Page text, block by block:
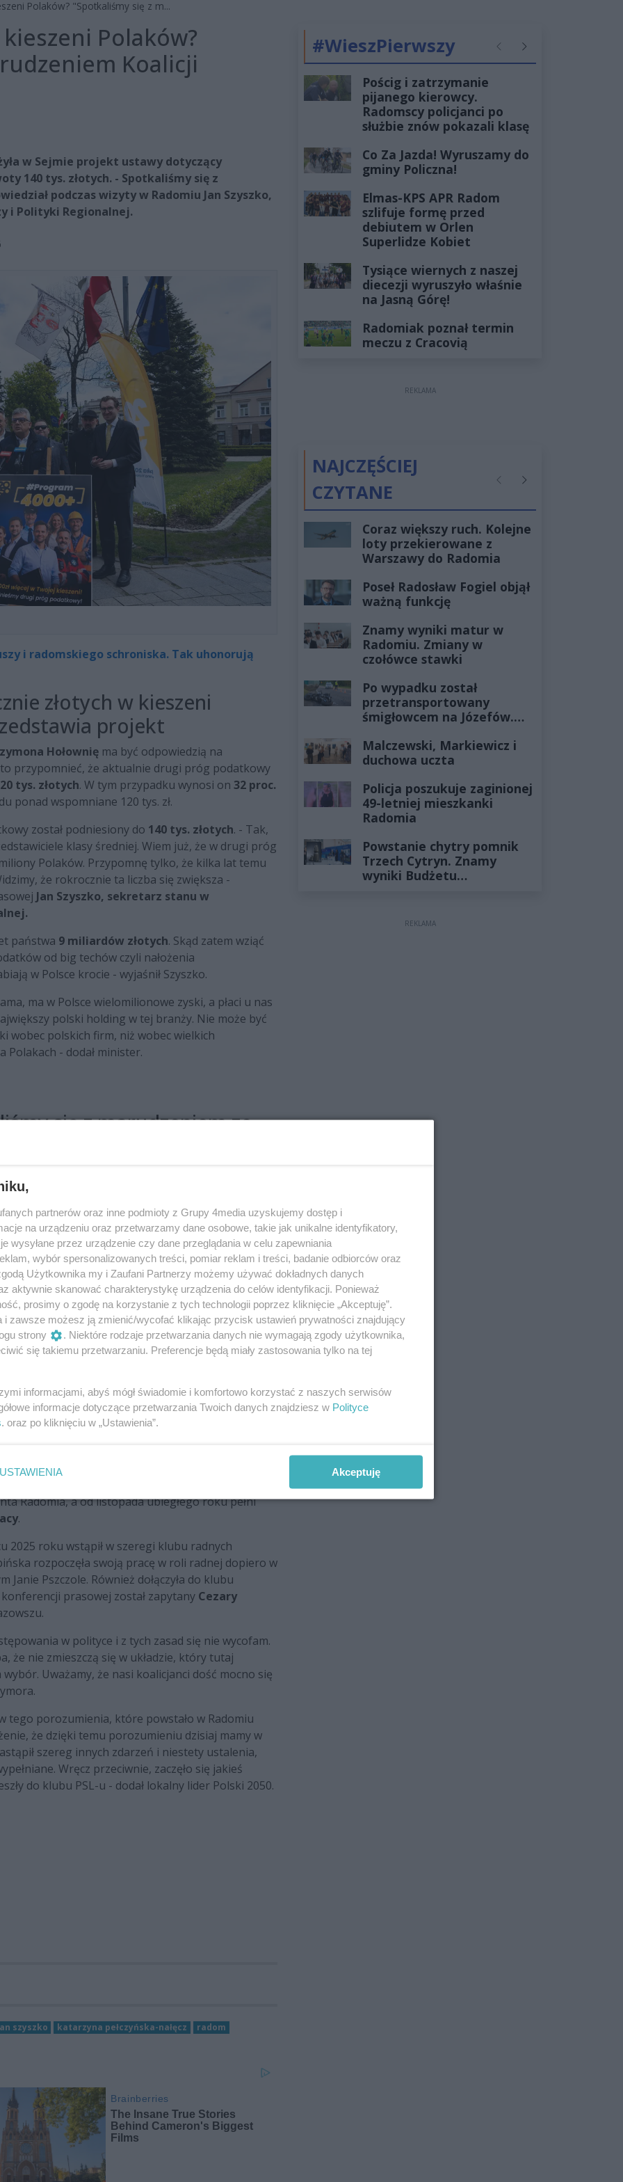
Polaków? "Spotkaliśmy się z m...
Polaków?
Koalicji
w Sejmie projekt ustawy dotyczący
140 tys. złotych. - Spotkaliśmy się z
podczas wizyty w Radomiu Jan Szyszko,
i Polityki Regionalnej.
i radomskiego schroniska. Tak uhonorują
złotych w kieszeni
projekt
Hołownię ma być odpowiedzią na
przypomnieć, że aktualnie drugi próg podatkowy
tys. złotych. W tym przypadku wynosi on 32 proc.
ponad wspomniane 120 tys. zł.
został podniesiony do 140 tys. złotych. - Tak,
klasy średniej. Wiem już, że w drugi próg
Polaków. Przypomnę tylko, że kilka lat temu
że rokrocznie ta liczba się zwiększa -
Jan Szyszko, sekretarz stanu w
państwa 9 miliardów złotych. Skąd zatem wziąć
od big techów czyli nałożenia
w Polsce krocie - wyjaśnił Szyszko.
ma w Polsce wielomilionowe zyski, a płaci u nas
polski holding w tej branży. Nie może być
wobec polskich firm, niż wobec wielkich
- dodał minister.
się z marudzeniem ze
została wprowadzona w życie, musi spotkać się z
być problem. - Do tego, aby organizować
pan premier. Pan premier takich konsultacji nie
że pani minister Pełczyńska-Nałęcz
- skomentował Szyszko.
publicznie i także drogą urzędową.
ze strony Polskiego Stronnictwa Ludowego oraz
ze strony Koalicji Obywatelskiej. Mnie to
tylko to, żeby ten dobry projekt wszedł w
stoi Pełczyńska-Nałęcz.
RCS-u jest coraz bardziej ograniczana dla
2050. "
Polski 2050 na listach
. Pierwszy z nich nie uzyskał mandatu radnego
w szeregi
Radomia, a od listopada ubiegłego roku pełni
.
2025 roku wstąpił w szeregi klubu radnych
rozpoczęła swoją pracę w roli radnej dopiero w
Pszczole. Również dołączyła do klubu
prasowej został zapytany Cezary
w polityce i z tych zasad się nie wycofam.
że nie zmieszczą się w układzie, który tutaj
Uważamy, że nasi koalicjanci dość mocno się
tego porozumienia, które powstało w Radomiu
że dzięki temu porozumieniu dzisiaj mamy w
szereg innych zdarzeń i niestety ustalenia,
Wręcz przeciwnie, zaczęło się jakieś
do klubu PSL-u - dodał lokalny lider Polski 2050.
szyszko katarzyna pełczyńska-nałęcz
radom
#WieszPierwszy PoprzednieNastępne
Pościg i zatrzymanie
pijanego kierowcy.
Radomscy policjanci po
służbie znów pokazali klasę
Co Za Jazda! Wyruszamy do
gminy Policzna!
Elmas-KPS APR Radom
szlifuje formę przed
debiutem w Orlen
Superlidze Kobiet
Tysiące wiernych z naszej
diecezji wyruszyło właśnie
na Jasną Górę!
Radomiak poznał termin
meczu z Cracovią
REKLAMA
NAJCZĘŚCIEJ
CZYTANE
PoprzednieNastępne
Coraz większy ruch. Kolejne
loty przekierowane z
Warszawy do Radomia
Poseł Radosław Fogiel objął
ważną funkcję
Znamy wyniki matur w
Radomiu. Zmiany w
czołówce stawki
Po wypadku został
przetransportowany
śmigłowcem na Józefów.
żyłach
Malczewski, Markiewicz i
duchowa uczta
Policja poszukuje zaginionej
49-letniej mieszkanki
Radomia
Powstanie chytry pomnik
Trzech Cytryn. Znamy
wyniki Budżetu
REKLAMA
partnerów oraz inne podmioty z Grupy 4media uzyskujemy dostęp i
na urządzeniu oraz przetwarzamy dane osobowe, takie jak unikalne identyfikatory,
wysyłane przez urządzenie czy dane przeglądania w celu zapewniania
wybór spersonalizowanych treści, pomiar reklam i treści, badanie odbiorców oraz
Użytkownika my i Zaufani Partnerzy możemy używać dokładnych danych
aktywnie skanować charakterystykę urządzenia do celów identyfikacji. Ponieważ
prosimy o zgodę na korzystanie z tych technologii poprzez kliknięcie „Akceptuję”.
i zawsze możesz ją zmienić/wycofać klikając przycisk ustawień prywatności znajdujący
strony
. Niektóre rodzaje przetwarzania danych nie wymagają zgody użytkownika,
się takiemu przetwarzaniu. Preferencje będą miały zastosowania tylko na tej
informacjami, abyś mógł świadomie i komfortowo korzystać z naszych serwisów
informacje dotyczące przetwarzania Twoich danych znajdziesz w Polityce
. oraz po kliknięciu w „Ustawienia”.
USTAWIENIA Akceptuję